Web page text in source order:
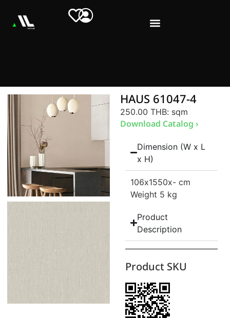
HAUS 61047-4
250.00 THB: sqm
Download Catalog ›
Dimension (W x L
x H)
106x1550x- cm
Weight 5 kg
Product
Description
Product SKU